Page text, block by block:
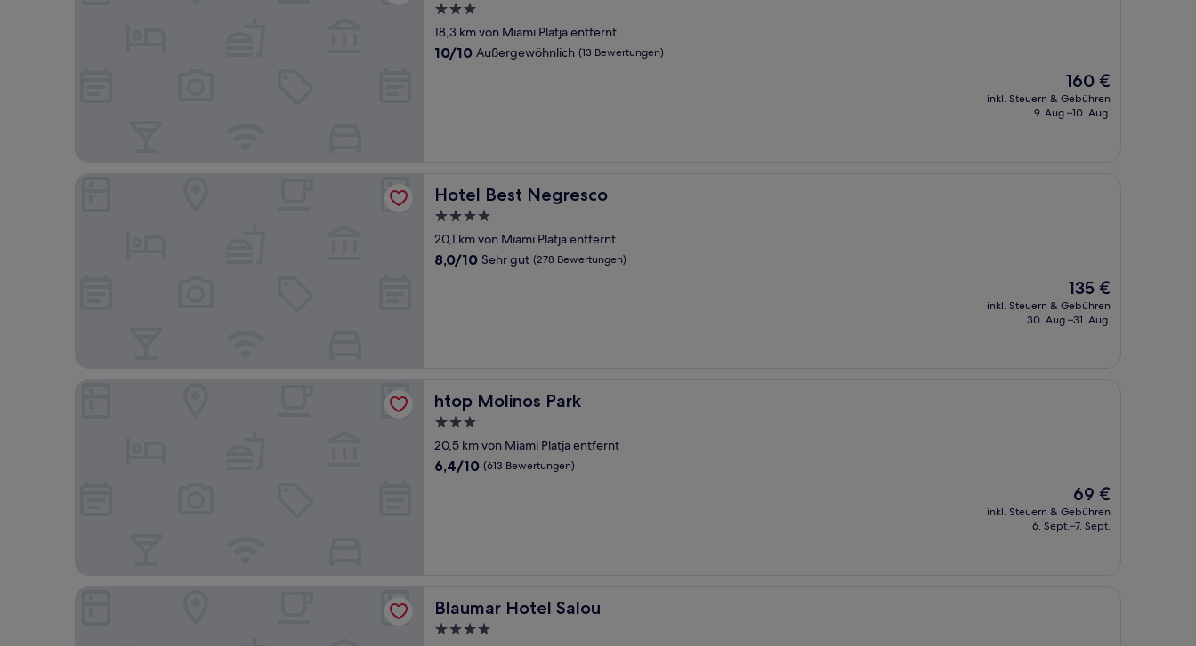
3.0-
Sterne-
Unterkunft
18,3 km von Miami Platja entfernt
10.0
10/10 Außergewöhnlich (13 Bewertungen)
Der
Preis
beträgt
160 €
inkl. Steuern & Gebühren
9. Aug.–10. Aug.
Hotel Best Negresco
Hotel Best Negresco
4.0-
Sterne-
Unterkunft
20,1 km von Miami Platja entfernt
8.0
8,0/10 Sehr gut (278 Bewertungen)
Der
Preis
beträgt
135 €
inkl. Steuern & Gebühren
30. Aug.–31. Aug.
Hotel Best Negresco
htop Molinos Park
htop Molinos Park
3.0-
Sterne-
Unterkunft
20,5 km von Miami Platja entfernt
6.4
6,4/10 (613 Bewertungen)
Der
Preis
beträgt
69 €
inkl. Steuern & Gebühren
6. Sept.–7. Sept.
Blaumar Hotel Salou
Blaumar Hotel Salou
4.0-
Blaumar Hotel Salou